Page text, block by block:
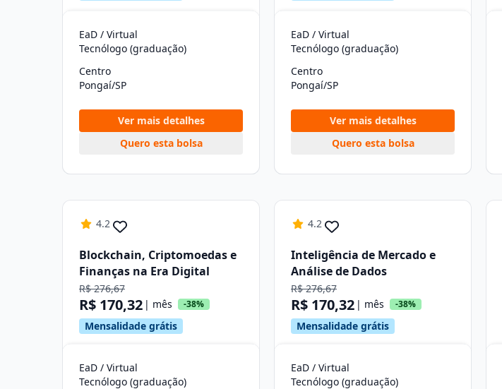
EaD / Virtual
Tecnólogo (graduação)
Centro
Pongaí/SP
Ver mais detalhes
Quero esta bolsa
EaD / Virtual
Tecnólogo (graduação)
Centro
Pongaí/SP
Ver mais detalhes
Quero esta bolsa
4.2
Blockchain, Criptomoedas e
Finanças na Era Digital
R$ 276,67
R$ 170,32 | mês -38%
Mensalidade grátis
EaD / Virtual
Tecnólogo (graduação)
4.2
Inteligência de Mercado e
Análise de Dados
R$ 276,67
R$ 170,32 | mês -38%
Mensalidade grátis
EaD / Virtual
Tecnólogo (graduação)